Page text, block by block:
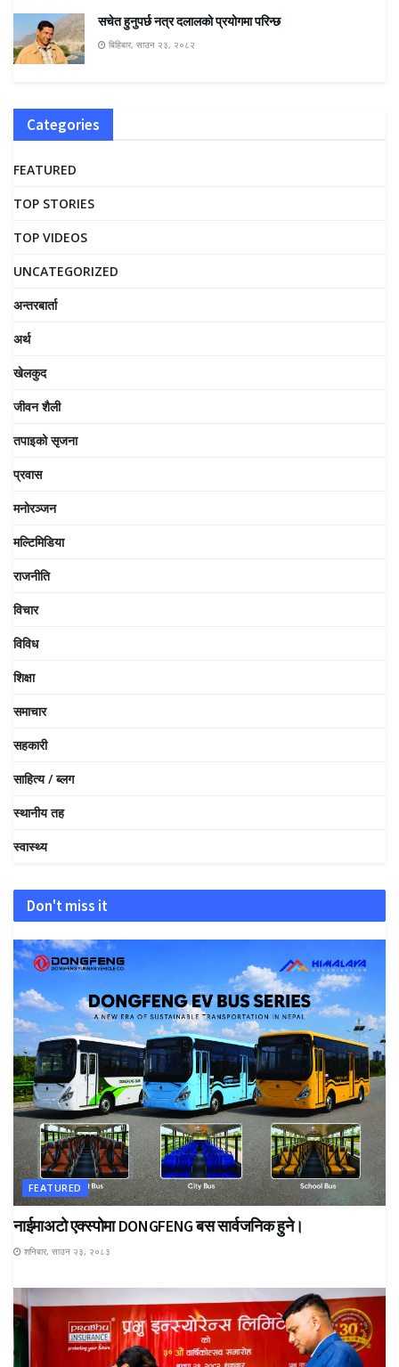
सचेत हुनुपर्छ नत्र दलालको प्रयोगमा परिन्छ
बिहिबार, साउन २३, २०८२
Categories
FEATURED
TOP STORIES
TOP VIDEOS
UNCATEGORIZED
अन्तरबार्ता
अर्थ
खेलकुद
जीवन शैली
तपाइको सृजना
प्रवास
मनोरञ्जन
मल्टिमिडिया
राजनीति
विचार
विविध
शिक्षा
समाचार
सहकारी
साहित्य / ब्लग
स्थानीय तह
स्वास्थ्य
Don't miss it
FEATURED
नाईमाअटो एक्स्पोमा DONGFENG बस सार्वजनिक हुने।
शनिबार, साउन २३, २०८३